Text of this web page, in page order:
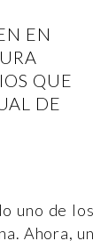
EN
QUE
DE
uno de los
Ahora, un